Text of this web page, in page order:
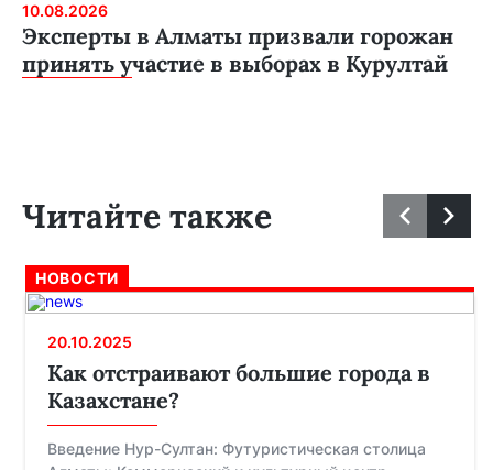
10.08.2026
Эксперты в Алматы призвали горожан
принять участие в выборах в Курултай
Читайте также
НОВОСТИ
20.10.2025
Как отстраивают большие города в
Казахстане?
Введение Нур-Султан: Футуристическая столица